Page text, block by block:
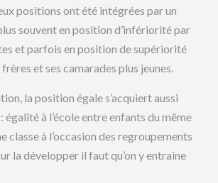
positions ont été intégrées par un
souvent en position d’infériorité par
et parfois en position de supériorité
et ses camarades plus jeunes.
la position égale s’acquiert aussi
égalité à l’école entre enfants du même
classe à l’occasion des regroupements
la développer il faut qu’on y entraine